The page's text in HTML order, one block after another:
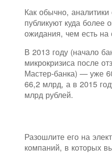
Как обычно, аналитики
публикуют куда более
ожидания, чем есть на
В 2013 году (начало
микрокризиса после
Мастер-банка) — уже
66,2 млрд, а в 2015
млрд рублей.
Разошлите его на
компаний, в которых